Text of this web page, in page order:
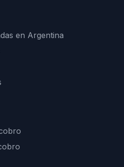
en Argentina